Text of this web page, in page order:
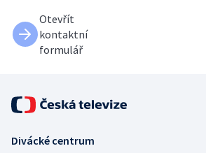
Otevřít
kontaktní
formulář
Divácké centrum